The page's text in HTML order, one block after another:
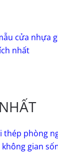
cửa nhựa
nhất
thép phòng
gian